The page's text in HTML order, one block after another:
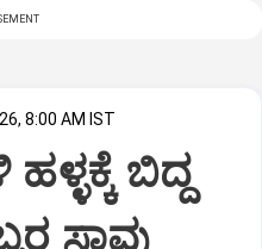
8:00 AM IST
ಬಿದ್ದ
ಸಾವು